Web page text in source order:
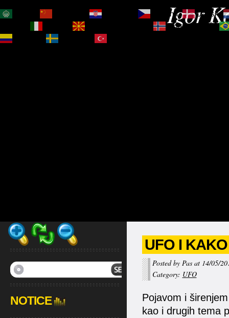
Igor
UFO I
Posted by Pas at 14/05/
Category: UFO
Pojavom i
kao i drugih tema
NOTICE
Čeština‎
Dansk
Norsk bokmål